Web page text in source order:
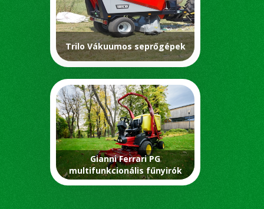
Trilo Vákuumos seprőgépek
Gianni Ferrari PG
multifunkcionális fűnyirók